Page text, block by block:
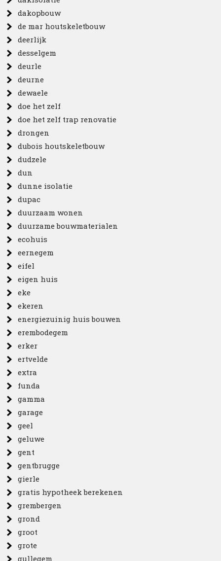
dakopbouw
de mar houtskeletbouw
deerlijk
desselgem
deurle
deurne
dewaele
doe het zelf
doe het zelf trap renovatie
drongen
dubois houtskeletbouw
dudzele
dun
dunne isolatie
dupac
duurzaam wonen
duurzame bouwmaterialen
ecohuis
eernegem
eifel
eigen huis
eke
ekeren
energiezuinig huis bouwen
erembodegem
erker
ertvelde
extra
funda
gamma
garage
geel
geluwe
gent
gentbrugge
gierle
gratis hypotheek berekenen
grembergen
grond
groot
grote
gullegem